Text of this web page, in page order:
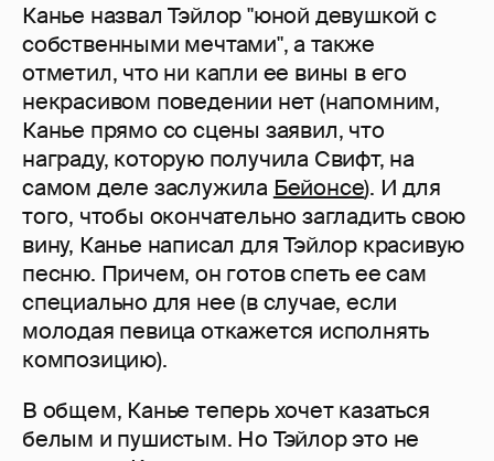
Канье назвал Тэйлор "юной девушкой с
собственными мечтами", а также
отметил, что ни капли ее вины в его
некрасивом поведении нет (напомним,
Канье прямо со сцены заявил, что
награду, которую получила Свифт, на
самом деле заслужила Бейонсе). И для
того, чтобы окончательно загладить свою
вину, Канье написал для Тэйлор красивую
песню. Причем, он готов спеть ее сам
специально для нее (в случае, если
молодая певица откажется исполнять
композицию).
В общем, Канье теперь хочет казаться
белым и пушистым. Но Тэйлор это не